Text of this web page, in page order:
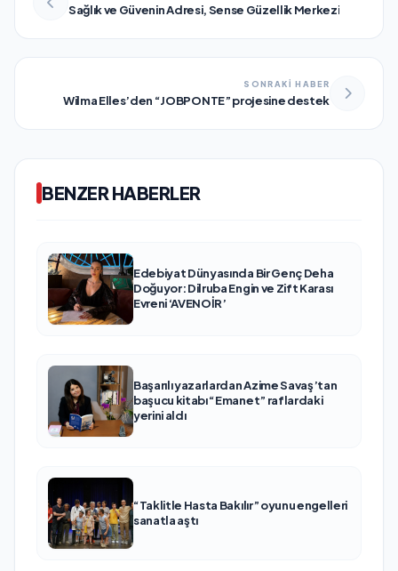
Sağlık ve Güvenin Adresi, Sense Güzellik Merkezi
SONRAKİ HABER
Wilma Elles’den “JOBPONTE” projesine destek
BENZER HABERLER
Edebiyat Dünyasında Bir Genç Deha
Doğuyor: Dilruba Engin ve Zift Karası
Evreni ‘AVENOİR’
Başarılı yazarlardan Azime Savaş’tan
başucu kitabı “Emanet” raflardaki
yerini aldı
“Taklitle Hasta Bakılır” oyunu engelleri
sanatla aştı